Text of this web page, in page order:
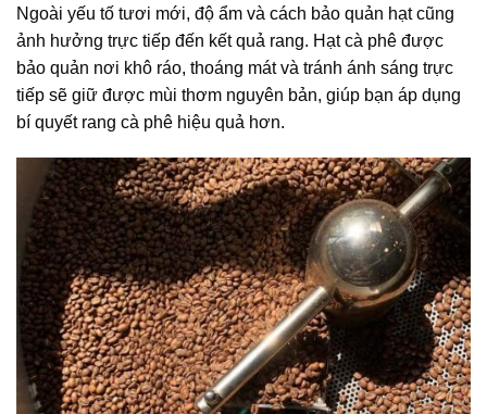
Ngoài yếu tố tươi mới, độ ẩm và cách bảo quản hạt cũng
ảnh hưởng trực tiếp đến kết quả rang. Hạt cà phê được
bảo quản nơi khô ráo, thoáng mát và tránh ánh sáng trực
tiếp sẽ giữ được mùi thơm nguyên bản, giúp bạn áp dụng
bí quyết rang cà phê hiệu quả hơn.